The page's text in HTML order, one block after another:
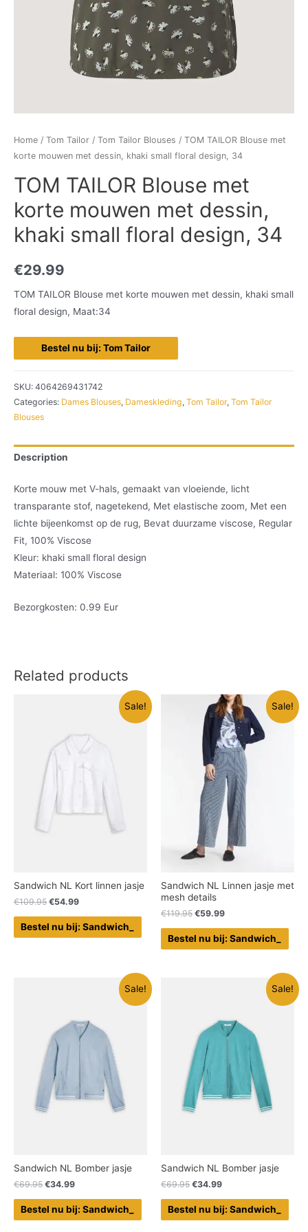
Home / Tom Tailor / Tom Tailor Blouses / TOM TAILOR Blouse met
korte mouwen met dessin, khaki small floral design, 34
TOM TAILOR Blouse met
korte mouwen met dessin,
khaki small floral design, 34
€29.99
TOM TAILOR Blouse met korte mouwen met dessin, khaki small
floral design, Maat:34
Bestel nu bij: Tom Tailor
SKU: 4064269431742
Categories: Dames Blouses, Dameskleding, Tom Tailor, Tom Tailor
Blouses
Description
Korte mouw met V-hals, gemaakt van vloeiende, licht
transparante stof, nagetekend, Met elastische zoom, Met een
lichte bijeenkomst op de rug, Bevat duurzame viscose, Regular
Fit, 100% Viscose
Kleur: khaki small floral design
Materiaal: 100% Viscose
Bezorgkosten: 0.99 Eur
Related products
Sale!
Sandwich NL Kort linnen jasje
€109.95 €54.99
Bestel nu bij: Sandwich_
Sale!
Sandwich NL Linnen jasje met
mesh details
€119.95 €59.99
Bestel nu bij: Sandwich_
Sale!
Sandwich NL Bomber jasje
€69.95 €34.99
Bestel nu bij: Sandwich_
Sale!
Sandwich NL Bomber jasje
€69.95 €34.99
Bestel nu bij: Sandwich_